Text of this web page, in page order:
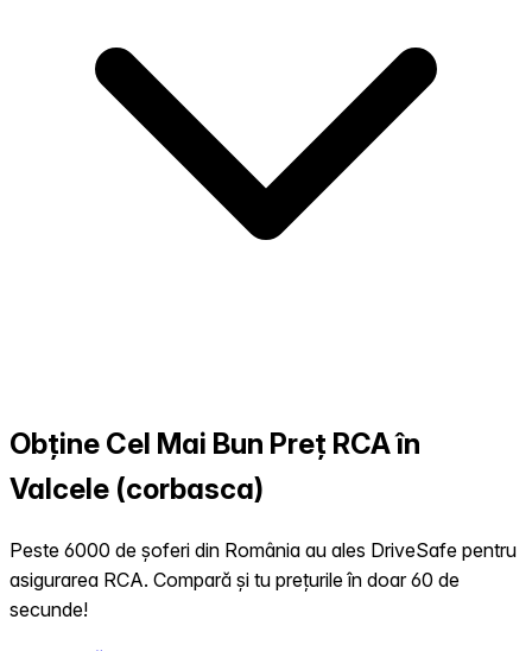
Obține Cel Mai Bun Preț RCA în
Valcele (corbasca)
Peste 6000 de șoferi din România au ales DriveSafe pentru
asigurarea RCA. Compară și tu prețurile în doar 60 de
secunde!